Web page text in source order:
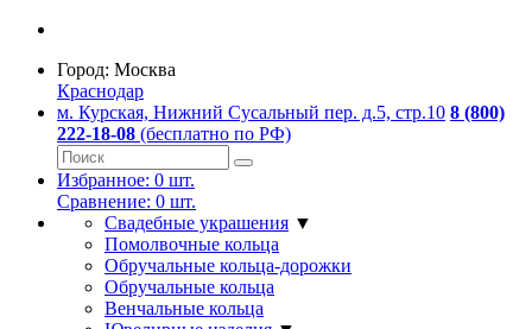
Город: Москва
Краснодар
м. Курская, Нижний Сусальный пер. д.5, стр.10 8 (800)
222-18-08 (бесплатно по РФ)
Избранное: 0 шт.
Сравнение: 0 шт.
Свадебные украшения ▼
Помолвочные кольца
Обручальные кольца-дорожки
Обручальные кольца
Венчальные кольца